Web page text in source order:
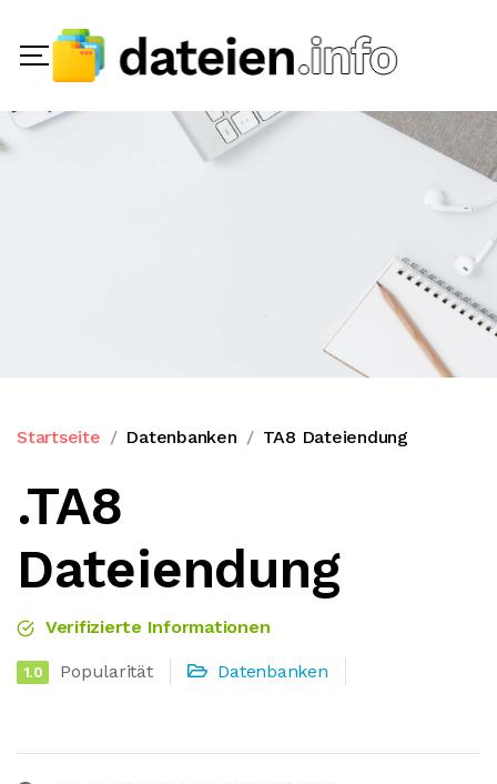
Startseite Datenbanken TA8 Dateiendung
.TA8
Dateiendung
Verifizierte Informationen
1.0 Popularität Datenbanken